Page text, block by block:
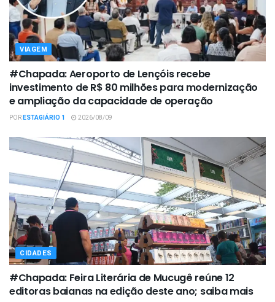
VIAGEM
#Chapada: Aeroporto de Lençóis recebe
investimento de R$ 80 milhões para modernização
e ampliação da capacidade de operação
PORESTAGIÁRIO 1 2026/08/09
CIDADES
#Chapada: Feira Literária de Mucugê reúne 12
editoras baianas na edição deste ano; saiba mais